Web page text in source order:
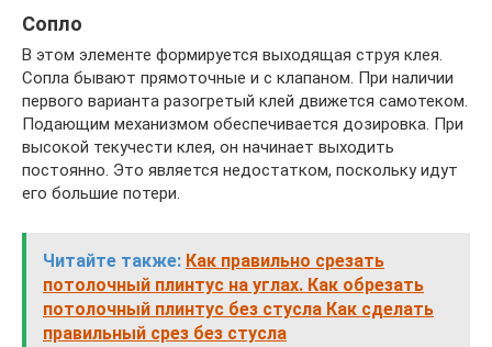
Сопло
В этом элементе формируется выходящая струя клея.
Сопла бывают прямоточные и с клапаном. При наличии
первого варианта разогретый клей движется самотеком.
Подающим механизмом обеспечивается дозировка. При
высокой текучести клея, он начинает выходить
постоянно. Это является недостатком, поскольку идут
его большие потери.
Читайте также: Как правильно срезать
потолочный плинтус на углах. Как обрезать
потолочный плинтус без стусла Как сделать
правильный срез без стусла